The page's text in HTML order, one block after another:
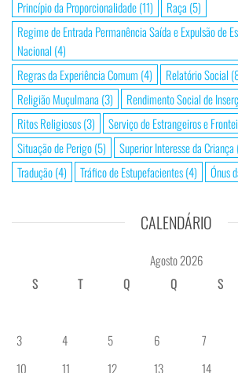
Princípio da Proporcionalidade(11) Raça (5)
Regime de Entrada Permanência Saída e Expulsão de
Nacional (4)
Regras da Experiência Comum (4) Relatório Social
Religião Muçulmana (3) Rendimento Social de
Ritos Religiosos(3) Serviço de Estrangeiros e
Situação de Perigo(5) Superior Interesse da Criança
Tradução(4) Tráfico de Estupefacientes(4) Ónus
CALENDÁRIO
Agosto 2026
S
T Q Q S
3
4 5 6 7
10
11 12 13 14